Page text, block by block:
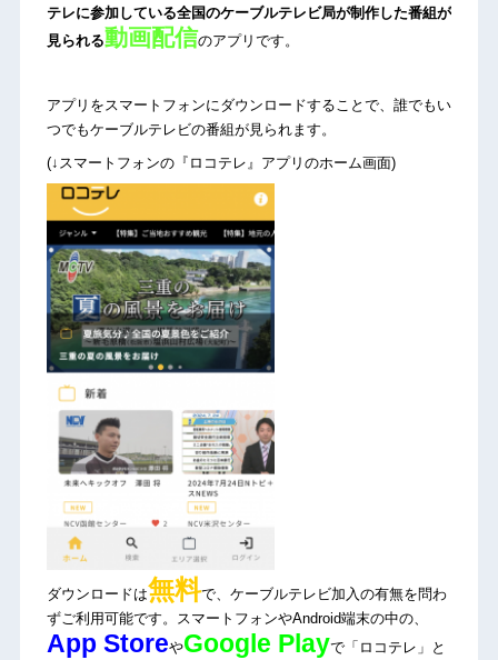
テレに参加している全国のケーブルテレビ局が制作した番組が
見られる動画配信のアプリです。
アプリをスマートフォンにダウンロードすることで、誰でもい
つでもケーブルテレビの番組が見られます。
(↓スマートフォンの『ロコテレ』アプリのホーム画面)
ダウンロードは無料で、ケーブルテレビ加入の有無を問わ
ずご利用可能です。スマートフォンやAndroid端末の中の、
App StoreやGoogle Playで「ロコテレ」と